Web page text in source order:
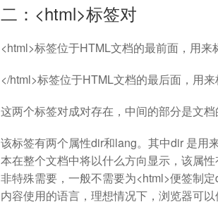
二：<html>标签对
<html>标签位于HTML文档的最前面，用
</html>标签位于HTML文档的最后面，用
这两个标签对成对存在，中间的部分是文
该标签有两个属性dir和lang。其中dir 是用
本在整个文档中将以什么方向显示，该属
非特殊需要，一般不需要为<html>便签制
内容使用的语言，理想情况下，浏览器可